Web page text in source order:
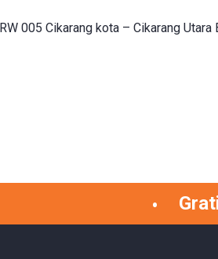
005 Cikarang kota – Cikarang